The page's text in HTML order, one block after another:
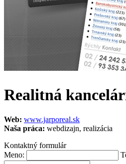
Realitná
Web: www.jarporeal.sk
Naša práca: webdizajn, realizácia
Kontaktný formulár
Meno: